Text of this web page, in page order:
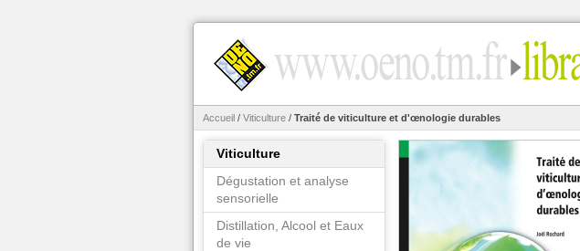
Accueil / Viticulture / Traité de viticulture et d'œnologie durables
Viticulture
Dégustation et analyse
sensorielle
Distillation, Alcool et Eaux
de vie